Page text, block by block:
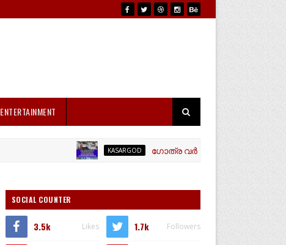
ENTERTAINMENT
KASARGOD ഗോത്ര വർഗ്ഗ ഉന്നതികളിലേക്ക്
SOCIAL COUNTER
3.5k Likes 1.7k Followers